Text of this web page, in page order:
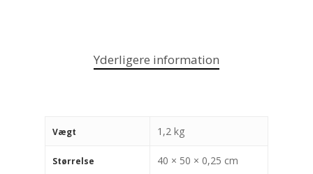
Yderligere information
Vægt 1,2 kg
Størrelse 40 × 50 × 0,25 cm